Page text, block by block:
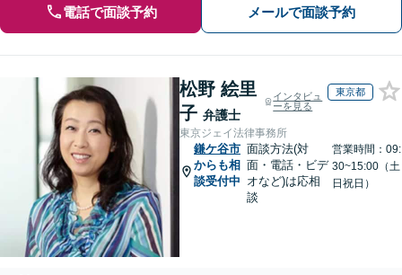
電話で面談予約 メールで面談予約
松野 絵里
子 弁護士
インタビュ
ーを見る
東京都
東京ジェイ法律事務所
鎌ケ谷市
からも相
談受付中
面談方法(対
面・電話・ビデ
オなど)は応相
談
営業時間：09:
30~15:00（土
日祝日）